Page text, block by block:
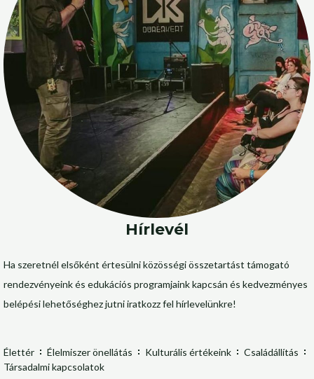
Hírlevél
Ha szeretnél elsőként értesülni közösségi összetartást támogató
rendezvényeink és edukációs programjaink kapcsán és kedvezményes
belépési lehetőséghez jutni iratkozz fel hírlevelünkre!
Élettér Élelmiszer önellátás Kulturális értékeink
Családállítás
Társadalmi kapcsolatok